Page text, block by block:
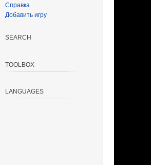
Справка
Добавить игру
SEARCH
TOOLBOX
LANGUAGES